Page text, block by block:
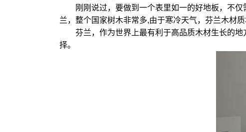
刚刚说过，要做到一个表里如一的好地板，不
兰，整个国家树木非常多,由于寒冷天气，芬兰木材质
芬兰，作为世界上最有利于高品质木材生长的
择。